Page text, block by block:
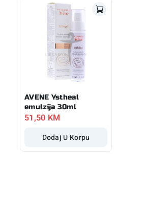
AVENE Ystheal
emulzija 30ml
51,50 KM
Dodaj U Korpu